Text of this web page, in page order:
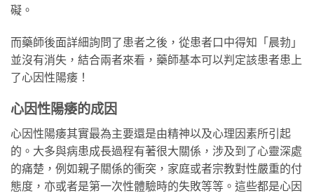
礙。
而藥師後面詳細詢問了患者之後，從患者口中得知「晨勃」
並沒有消失，結合兩者來看，藥師基本可以判定該患者患上
了心因性陽痿！
心因性陽痿的成因
心因性陽痿其實最為主要還是由精神以及心理因素所引起
的。大多與病患成長過程有著很大關係，涉及到了心靈深處
的痛楚，例如親子關係的衝突，家庭或者宗教對性嚴重的付
態度，亦或者是第一次性體驗時的失敗等等。這些都是心因